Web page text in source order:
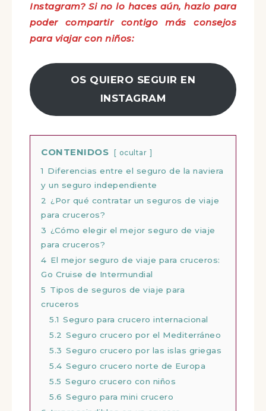
Instagram? Si no lo haces aún, hazlo para
poder compartir contigo más consejos
para viajar con niños:
OS QUIERO SEGUIR EN
INSTAGRAM
CONTENIDOS ocultar
1 Diferencias entre el seguro de la naviera
y un seguro independiente
2 ¿Por qué contratar un seguros de viaje
para cruceros?
3 ¿Cómo elegir el mejor seguro de viaje
para cruceros?
4 El mejor seguro de viaje para cruceros:
Go Cruise de Intermundial
5 Tipos de seguros de viaje para
cruceros
5.1 Seguro para crucero internacional
5.2 Seguro crucero por el Mediterráneo
5.3 Seguro crucero por las islas griegas
5.4 Seguro crucero norte de Europa
5.5 Seguro crucero con niños
5.6 Seguro para mini crucero